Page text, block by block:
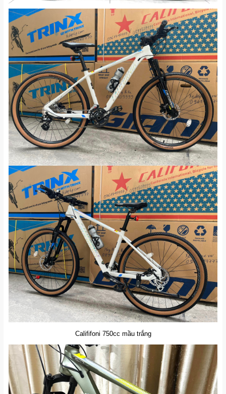
Calififoni 750cc mầu trắng